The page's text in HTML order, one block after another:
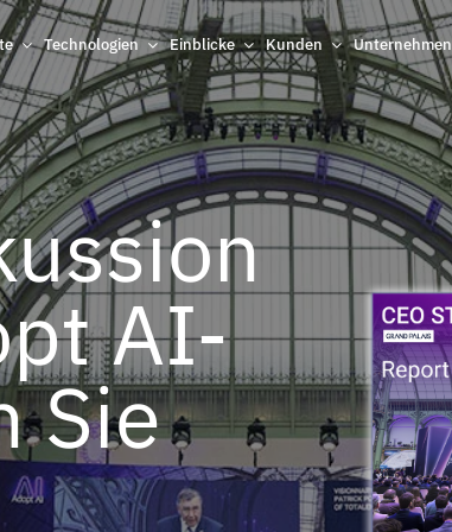
Technologien Einblicke Kunden Unternehmen
AI-
Sie